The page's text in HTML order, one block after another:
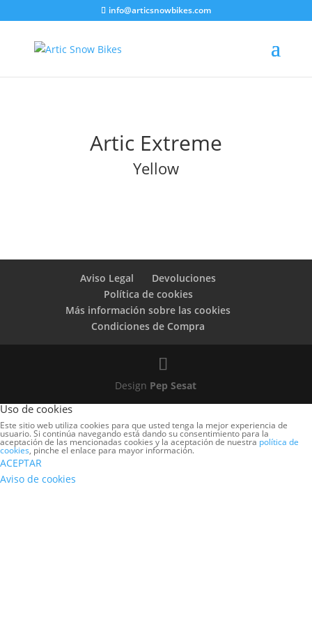
info@articsnowbikes.com
Artic Extreme
Yellow
Aviso Legal
Devoluciones
Política de cookies
Más información sobre las cookies
Condiciones de Compra
Design Pep Sesat
Uso de cookies
Este sitio web utiliza cookies para que usted tenga la mejor experiencia de
usuario. Si continúa navegando está dando su consentimiento para la
aceptación de las mencionadas cookies y la aceptación de nuestra política de
cookies, pinche el enlace para mayor información.
ACEPTAR
Aviso de cookies